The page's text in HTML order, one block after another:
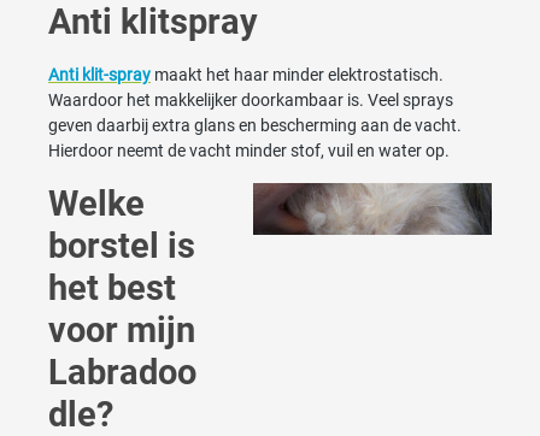
Anti klitspray
Anti klit-spray maakt het haar minder elektrostatisch.
Waardoor het makkelijker doorkambaar is. Veel sprays
geven daarbij extra glans en bescherming aan de vacht.
Hierdoor neemt de vacht minder stof, vuil en water op.
Welke
borstel is
het best
voor mijn
Labradoo
dle?